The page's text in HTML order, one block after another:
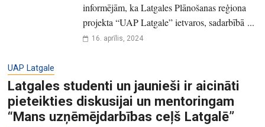
informējām, ka Latgales Plānošanas reģiona
projekta “UAP Latgale” ietvaros, sadarbībā ...
16. aprīlis, 2024
UAP Latgale
Latgales studenti un jaunieši ir aicināti
pieteikties diskusijai un mentoringam
“Mans uzņēmējdarbības ceļš Latgalē”